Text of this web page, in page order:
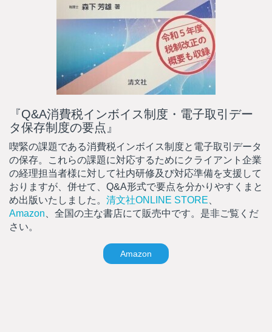
『Q&A消費税インボイス制度・電子取引デー
タ保存制度の要点』
喫緊の課題である消費税インボイス制度と電子取引データ
の保存。これらの課題に対応するためにクライアント企業
の経理担当者様に対して社内研修及び対応準備を支援して
おりますが、併せて、Q&A形式で要点を分かりやすくまと
め出版いたしました。 清文社ONLINE STORE
Amazon 、全国の主な書店にて販売中です。是非ご覧くだ
さい。
Amazon